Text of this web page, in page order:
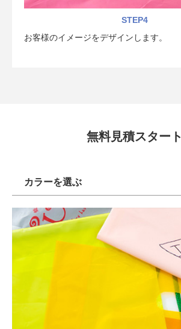
STEP4
お客様のイメージをデザインします。
無料見積スタート
カラーを選ぶ